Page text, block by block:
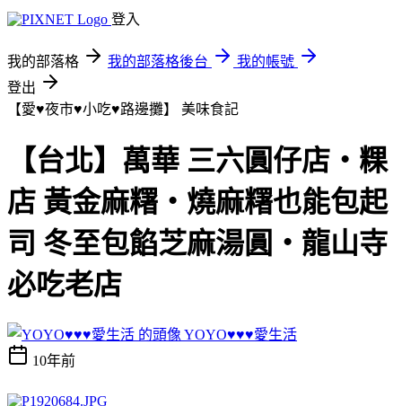
登入
我的部落格 我的部落格後台
我的帳號
登出
【愛♥夜市♥小吃♥路邊攤】 美味食記
【台北】萬華 三六圓仔店‧粿
店 黃金麻糬‧燒麻糬也能包起
司 冬至包餡芝麻湯圓‧龍山寺
必吃老店
YOYO♥♥♥愛生活
10年前